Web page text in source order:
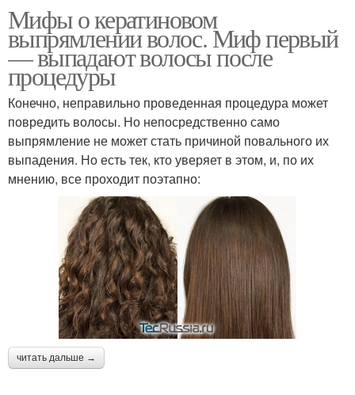
Мифы о кератиновом
выпрямлении волос. Миф первый
— выпадают волосы после
процедуры
Конечно, неправильно проведенная процедура может
повредить волосы. Но непосредственно само
выпрямление не может стать причиной повального их
выпадения. Но есть тек, кто уверяет в этом, и, по их
мнению, все проходит поэтапно:
читать дальше →